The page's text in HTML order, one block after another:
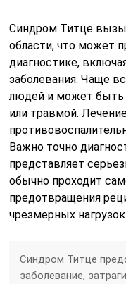
Синдром Титце
области, что может
диагностике,
заболевания. Чаще
людей и может быть
или травмой.
Важно точно
представляет
обычно проходит
предотвращения
чрезмерных
Синдром Титце
заболевание,